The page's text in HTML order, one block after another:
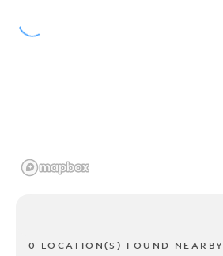
0 LOCATION(S) FOUND NEARBY